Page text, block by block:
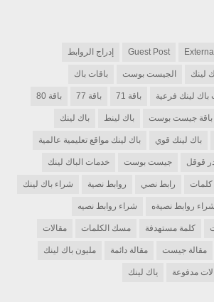
Guest Post إدراج الروابط
لينك الجيست بوست باقات باك
باك لينك فرعية باقة 71 باقة 77 باقة 80
باقة جيست بوست باك لينط باك لينك
باك لينك قوي باك لينك مواقع تعليمية عالمية
قوقل جيست بوست خدمات الباك لينك
رابط نصي روابط نصية شراء باك لينك
شراء روابط نصيةه شراء روابط نصيه
كلمة مستهدفة مسك الكلمات مقالات
مقالة جيست مقالة دائمة مليون باك لينك
مدفوعة ياك لينك